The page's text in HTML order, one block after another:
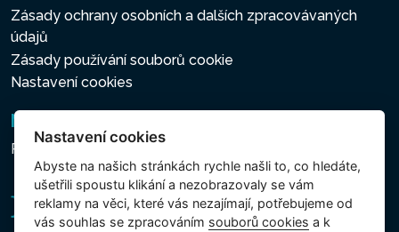
Zásady ochrany osobních a dalších zpracovávaných
údajů
Zásady používání souborů cookie
Nastavení cookies
Newsletter
Přihlášení k odběru novinek
Nastavení cookies
Abyste na našich stránkách rychle našli to, co hledáte,
ušetřili spoustu klikání a nezobrazovaly se vám
reklamy na věci, které vás nezajímají, potřebujeme od
vás souhlas se zpracováním souborů cookies a k